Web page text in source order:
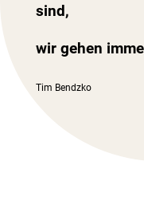
sind,
wir gehen
Tim Bendzko